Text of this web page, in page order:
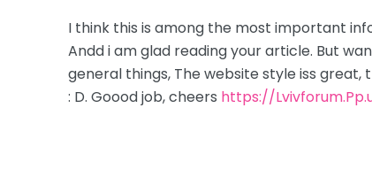
I think this is among the most important
Andd i am glad reading your article. But
general things, The website style iss great,
: D. Goood job, cheers https://